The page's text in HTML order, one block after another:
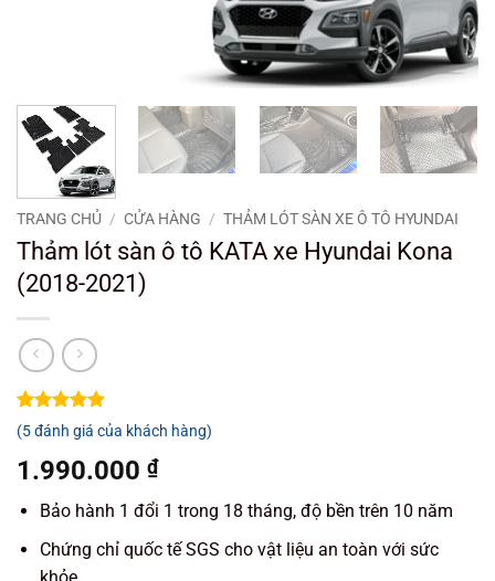
TRANG CHỦ / CỬA HÀNG / THẢM LÓT SÀN XE Ô TÔ HYUNDAI
Thảm lót sàn ô tô KATA xe Hyundai Kona
(2018-2021)
5trên 5
dựa trên
5
đánh giá
(5đánh giá của khách hàng)
1.990.000 ₫
Bảo hành 1 đổi 1 trong 18 tháng, độ bền trên 10 năm
Chứng chỉ quốc tế SGS cho vật liệu an toàn với sức